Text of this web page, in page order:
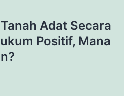
Adat Secara
Positif, Mana